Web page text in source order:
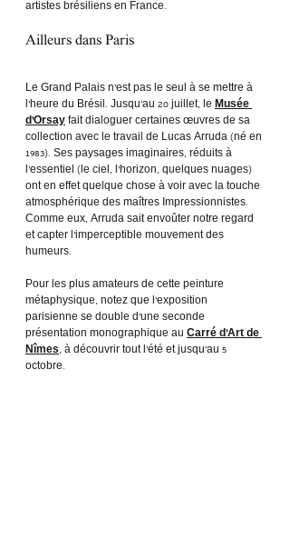
artistes brésiliens en France.
Ailleurs dans Paris
Le Grand Palais n’est pas le seul à se mettre à
l’heure du Brésil. Jusqu’au 20 juillet, le Musée
d’Orsay fait dialoguer certaines œuvres de sa
collection avec le travail de Lucas Arruda (né en
1983). Ses paysages imaginaires, réduits à
l’essentiel (le ciel, l’horizon, quelques nuages)
ont en effet quelque chose à voir avec la touche
atmosphérique des maîtres Impressionnistes.
Comme eux, Arruda sait envoûter notre regard
et capter l’imperceptible mouvement des
humeurs.
Pour les plus amateurs de cette peinture
métaphysique, notez que l’exposition
parisienne se double d’une seconde
présentation monographique au Carré d’Art de
Nîmes, à découvrir tout l’été et jusqu’au 5
octobre.